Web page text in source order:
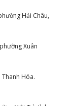
Hải Châu,
Xuân
Thanh Hóa.